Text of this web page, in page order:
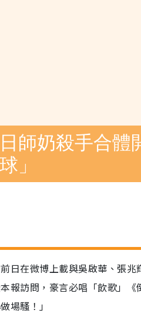
師奶殺手合體
」
日在微博上載與吳啟華、張
報訪問，豪言必唱「飲歌」
場騷！」